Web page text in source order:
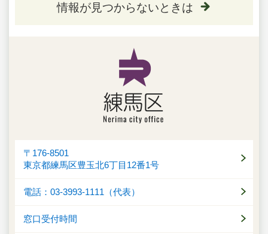
情報が見つからないときは
〒176-8501
東京都練馬区豊玉北6丁目12番1号
電話：03-3993-1111（代表）
窓口受付時間